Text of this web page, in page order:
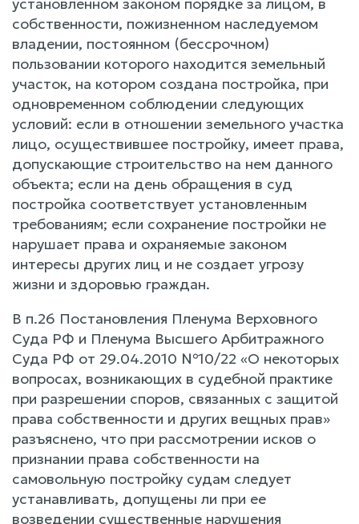
собственности, пожизненном наследуемом
владении, постоянном (бессрочном)
пользовании которого находится земельный
участок, на котором создана постройка, при
одновременном соблюдении следующих
условий: если в отношении земельного участка
лицо, осуществившее постройку, имеет права,
допускающие строительство на нем данного
объекта; если на день обращения в суд
постройка соответствует установленным
требованиям; если сохранение постройки не
нарушает права и охраняемые законом
интересы других лиц и не создает угрозу
жизни и здоровью граждан.
В п.26 Постановления Пленума Верховного
Суда РФ и Пленума Высшего Арбитражного
Суда РФ от 29.04.2010 №10/22 «О некоторых
вопросах, возникающих в судебной практике
при разрешении споров, связанных с защитой
права собственности и других вещных прав»
разъяснено, что при рассмотрении исков о
признании права собственности на
самовольную постройку судам следует
устанавливать, допущены ли при ее
возведении существенные нарушения